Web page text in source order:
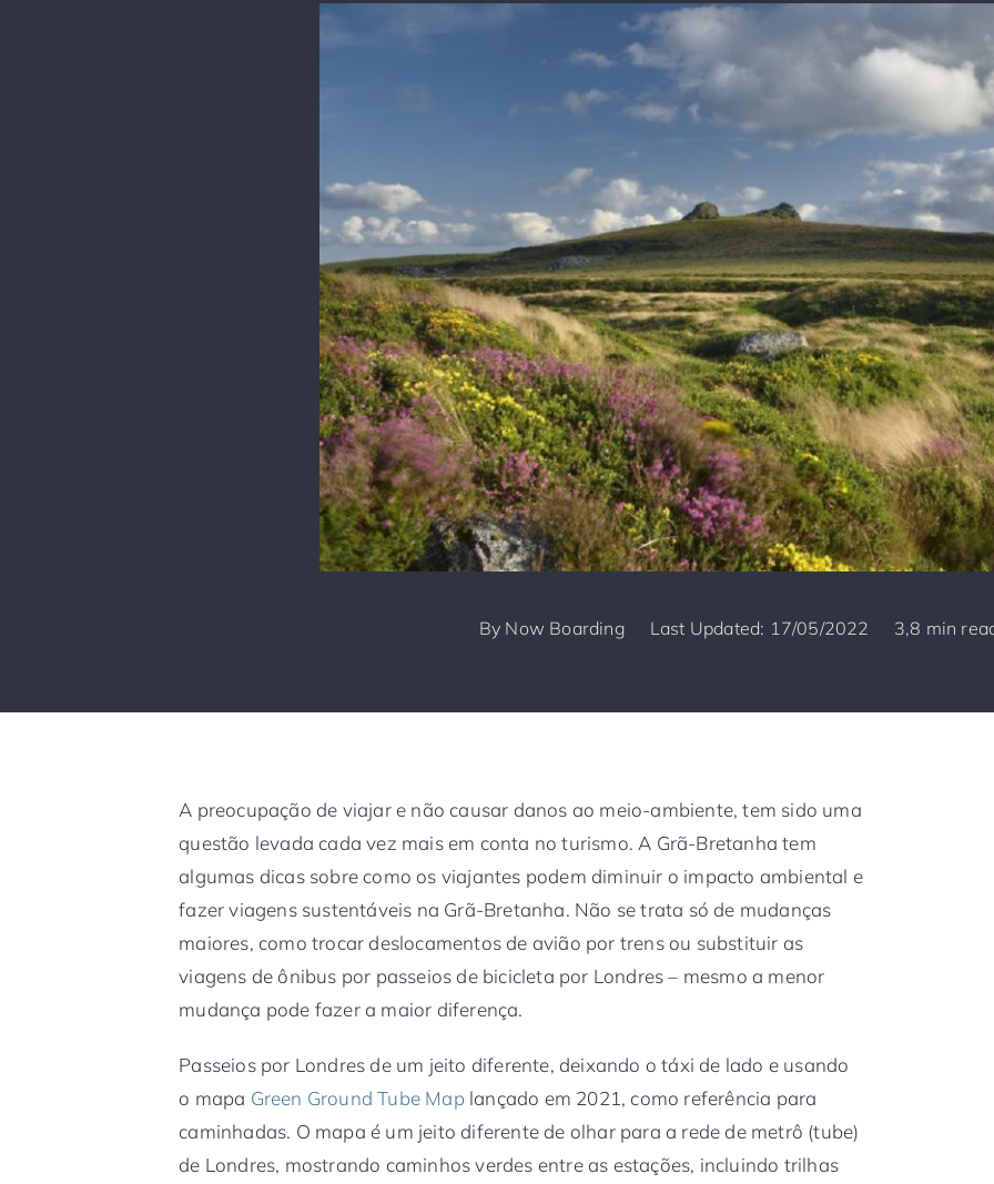
By Now Boarding Last Updated: 17/05/2022 3,8 min
A preocupação de viajar e não causar danos ao meio-ambiente, tem sido uma
questão levada cada vez mais em conta no turismo. A Grã-Bretanha tem
algumas dicas sobre como os viajantes podem diminuir o impacto ambiental e
fazer viagens sustentáveis na Grã-Bretanha. Não se trata só de mudanças
maiores, como trocar deslocamentos de avião por trens ou substituir as
viagens de ônibus por passeios de bicicleta por Londres – mesmo a menor
mudança pode fazer a maior diferença.
Passeios por Londres de um jeito diferente, deixando o táxi de lado e usando
o mapa Green Ground Tube Maplançado em 2021, como referência para
caminhadas. O mapa é um jeito diferente de olhar para a rede de metrô (tube)
de Londres, mostrando caminhos verdes entre as estações, incluindo trilhas